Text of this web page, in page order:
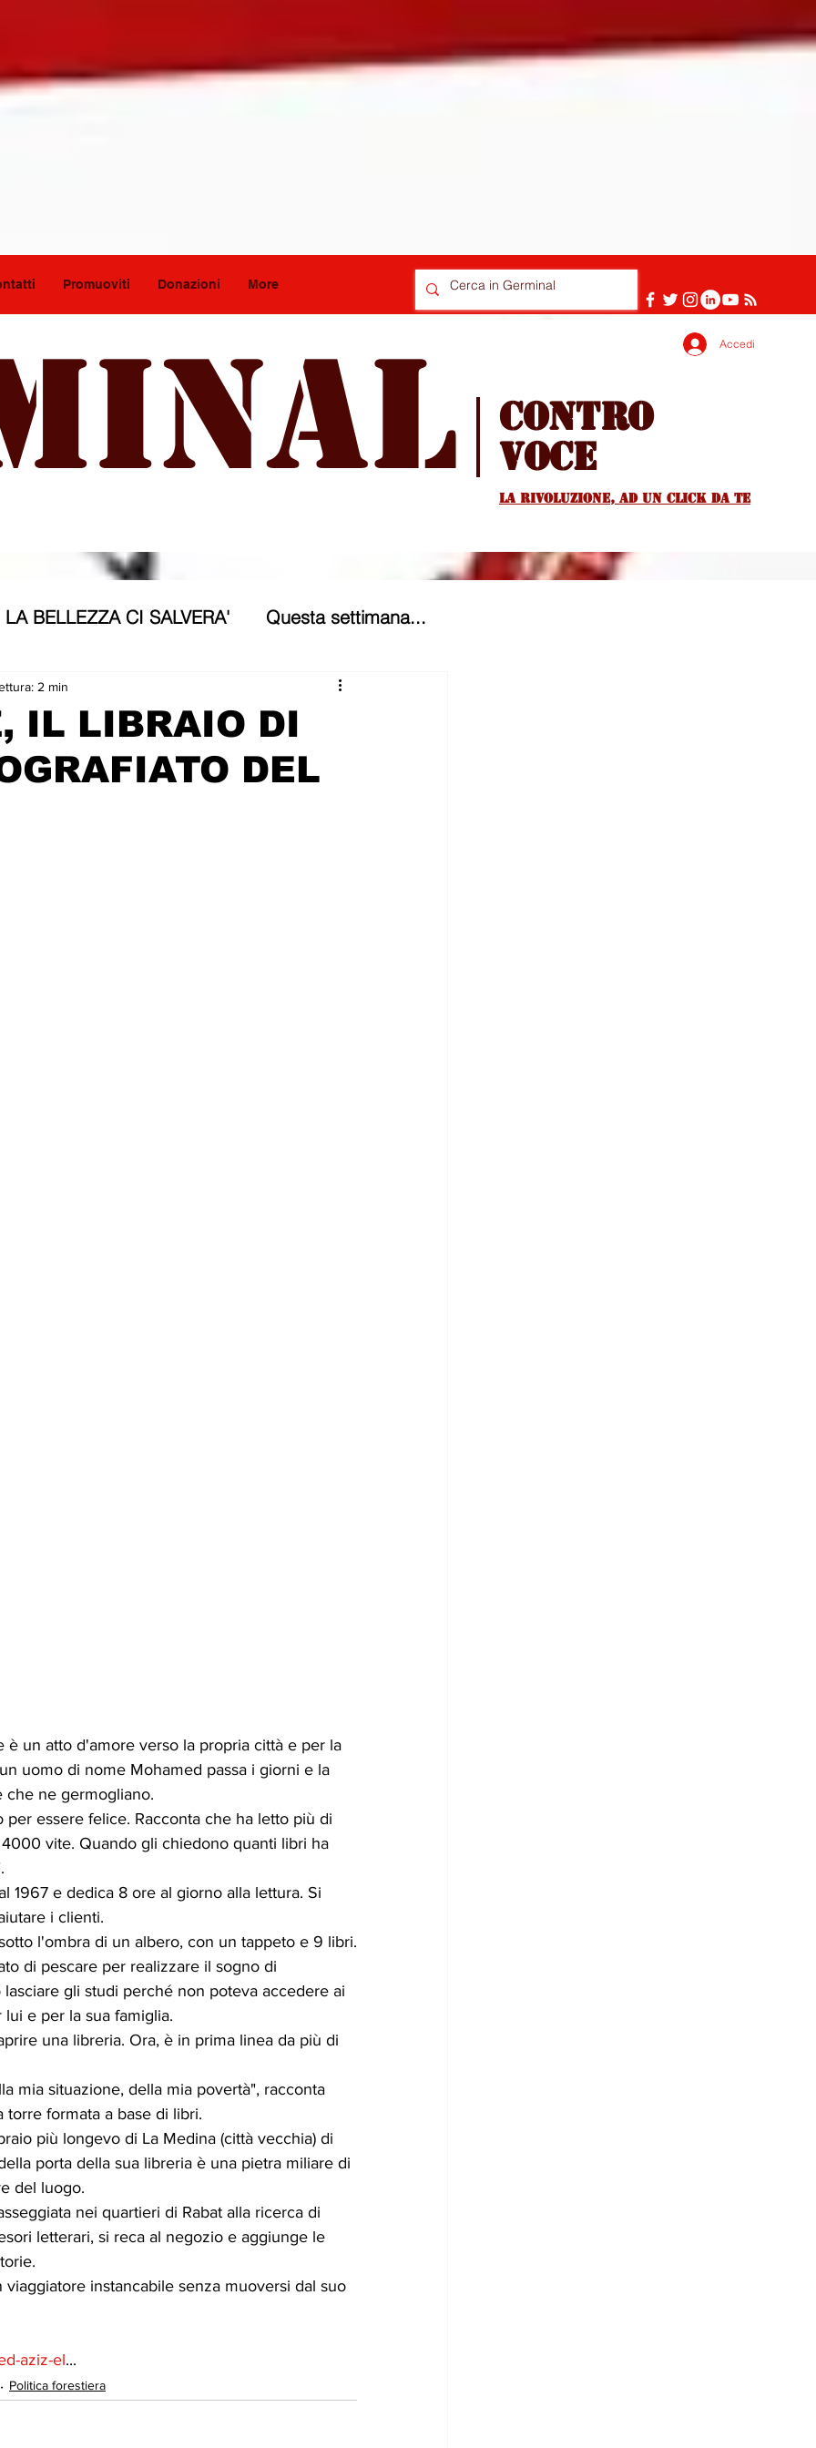
Promuoviti Donazioni More
Accedi
Contro
voce
La rivoluzione, ad un Click da te
LA BELLEZZA CI SALVERA' Questa settimana...
NICOSIA 2040
Politica forestiera Sport
IL LIBRAIO DI
DEL
2 min
un atto d'amore verso la propria città e per la
uomo di nome Mohamed passa i giorni e la
che ne germogliano.
essere felice. Racconta che ha letto più di
vite. Quando gli chiedono quanti libri ha
1967 e dedica 8 ore al giorno alla lettura. Si
i clienti.
l'ombra di un albero, con un tappeto e 9 libri.
di pescare per realizzare il sogno di
gli studi perché non poteva accedere ai
e per la sua famiglia.
una libreria. Ora, è in prima linea da più di
mia situazione, della mia povertà", racconta
formata a base di libri.
più longevo di La Medina (città vecchia) di
porta della sua libreria è una pietra miliare di
del luogo.
nei quartieri di Rabat alla ricerca di
letterari, si reca al negozio e aggiunge le
instancabile senza muoversi dal suo
aziz-el...
Politica forestiera